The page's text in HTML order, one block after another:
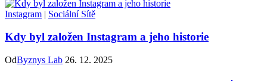
Instagram | Sociální Sítě
Kdy byl založen Instagram a jeho historie
OdByznys Lab 26. 12. 2025